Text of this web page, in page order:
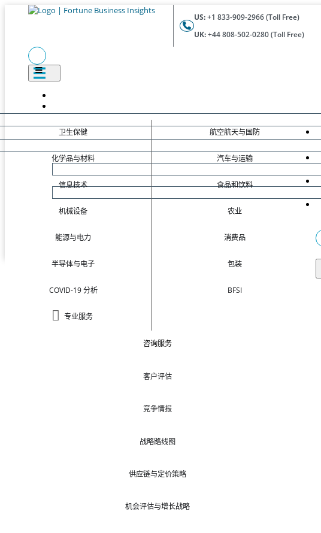
US:+1 833-909-2966 (Toll Free)
UK:+44 808-502-0280 (Toll Free)
卫生保健
化学品与材料
信息技术
机械设备
能源与电力
半导体与电子
COVID-19 分析
专业服务
航空航天与国防
汽车与运输
食品和饮料
农业
消费品
包装
BFSI
咨询服务
客户评估
竞争情报
战略路线图
供应链与定价策略
机会评估与增长战略